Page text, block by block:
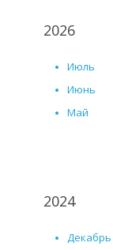
2026
Июль
Июнь
Май
2024
Декабрь